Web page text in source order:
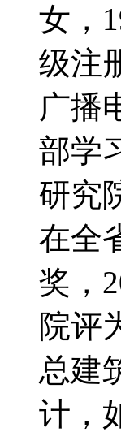
女，
级注
广播
部学
研究
在全
奖，
院评
总建
计，